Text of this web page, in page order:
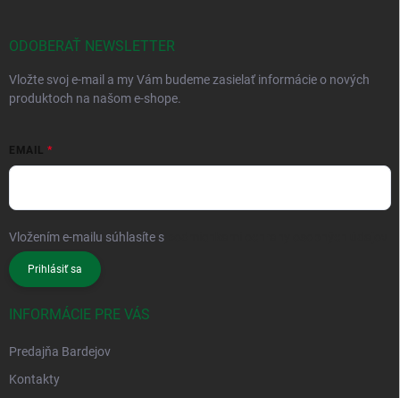
ODOBERAŤ NEWSLETTER
Vložte svoj e-mail a my Vám budeme zasielať informácie o nových
produktoch na našom e-shope.
EMAIL
Vložením e-mailu súhlasíte s
Prihlásiť sa
INFORMÁCIE PRE VÁS
Predajňa Bardejov
Kontakty